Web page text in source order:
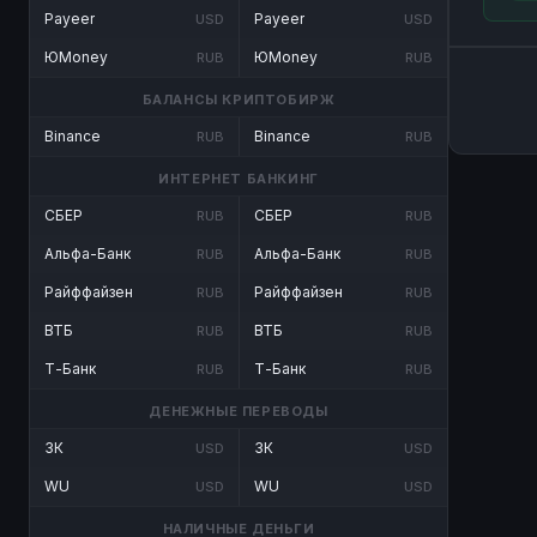
Payeer USD
ЮMoney RUB
Payeer USD
ЮMoney RUB
БАЛАНСЫ КРИПТОБИРЖ
Binance RUB Binance RUB
ИНТЕРНЕТ БАНКИНГ
СБЕР RUB
Альфа-Банк RUB
Райффайзен RUB
ВТБ RUB
Т-Банк RUB
СБЕР RUB
Альфа-Банк RUB
Райффайзен RUB
ВТБ RUB
Т-Банк RUB
ДЕНЕЖНЫЕ ПЕРЕВОДЫ
ЗК USD
WU USD
ЗК USD
WU USD
НАЛИЧНЫЕ ДЕНЬГИ